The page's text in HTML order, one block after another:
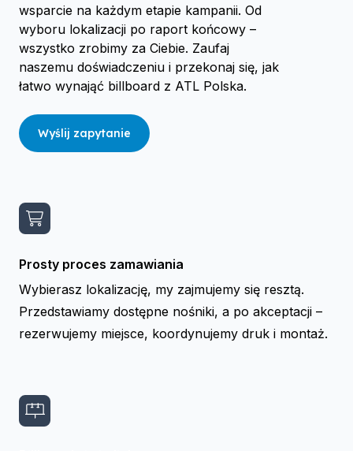
wsparcie na każdym etapie kampanii. Od
wyboru lokalizacji po raport końcowy –
wszystko zrobimy za Ciebie. Zaufaj
naszemu doświadczeniu i przekonaj się, jak
łatwo wynająć billboard z ATL Polska.
Wyślij zapytanie
Prosty proces zamawiania
Wybierasz lokalizację, my zajmujemy się resztą.
Przedstawiamy dostępne nośniki, a po akceptacji –
rezerwujemy miejsce, koordynujemy druk i montaż.